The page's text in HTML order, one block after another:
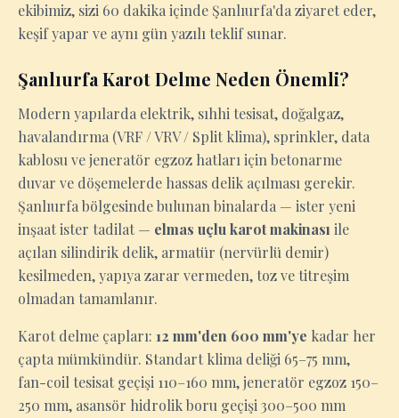
ekibimiz, sizi 60 dakika içinde Şanlıurfa'da ziyaret eder,
keşif yapar ve aynı gün yazılı teklif sunar.
Şanlıurfa Karot Delme Neden Önemli?
Modern yapılarda elektrik, sıhhi tesisat, doğalgaz,
havalandırma (VRF / VRV / Split klima), sprinkler, data
kablosu ve jeneratör egzoz hatları için betonarme
duvar ve döşemelerde hassas delik açılması gerekir.
Şanlıurfa bölgesinde bulunan binalarda — ister yeni
inşaat ister tadilat — elmas uçlu karot makinası ile
açılan silindirik delik, armatür (nervürlü demir)
kesilmeden, yapıya zarar vermeden, toz ve titreşim
olmadan tamamlanır.
Karot delme çapları: 12 mm'den 600 mm'ye kadar her
çapta mümkündür. Standart klima deliği 65–75 mm,
fan-coil tesisat geçişi 110–160 mm, jeneratör egzoz 150–
250 mm, asansör hidrolik boru geçişi 300–500 mm